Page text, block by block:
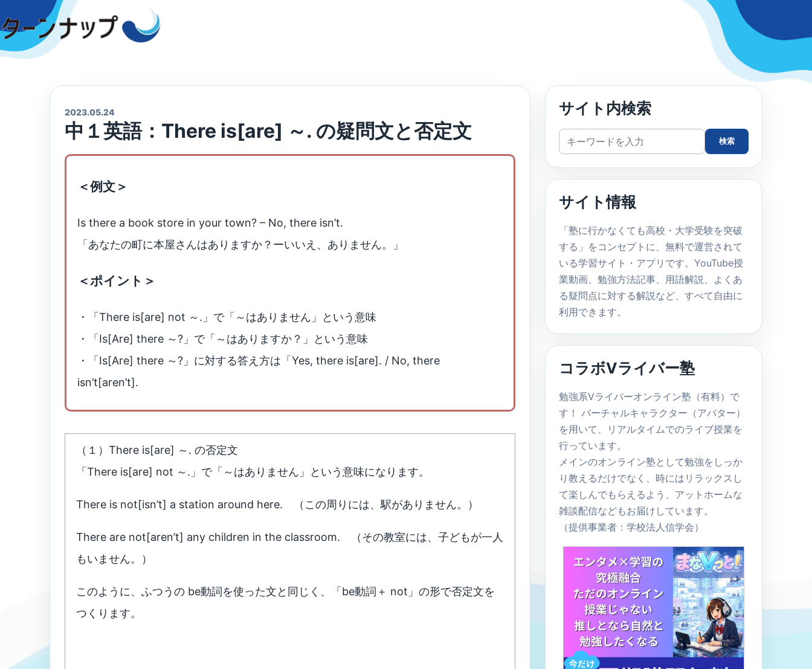
to
content
2023.05.24
中１英語：There is[are] ～. の疑問文と否定文
＜例文＞
Is there a book store in your town? – No, there isn’t.
「あなたの町に本屋さんはありますか？ーいいえ、ありません。」
＜ポイント＞
・「There is[are] not ～.」で「～はありません」という意味
・「Is[Are] there ～?」で「～はありますか？」という意味
・「Is[Are] there ～?」に対する答え方は「Yes, there is[are]. / No, there
isn’t[aren’t].
（１）There is[are] ～. の否定文
「There is[are] not ～.」で「～はありません」という意味になります。
There is not[isn’t] a station around here. （この周りには、駅がありません。）
There are not[aren’t] any children in the classroom. （その教室には、子どもが一人
もいません。）
このように、ふつうの be動詞を使った文と同じく、「be動詞＋ not」の形で否定文を
つくります。
サイト内検索
サ
イ
ト
検
検索
サイト情報
「塾に行かなくても高校・大学受験を突破
する」をコンセプトに、無料で運営されて
いる学習サイト・アプリです。YouTube授
業動画、勉強方法記事、用語解説、よくあ
る疑問点に対する解説など、すべて自由に
利用できます。
コラボVライバー塾
勉強系Vライバーオンライン塾（有料）で
す！ バーチャルキャラクター（アバター）
を用いて、リアルタイムでのライブ授業を
行っています。
メインのオンライン塾として勉強をしっか
り教えるだけでなく、時にはリラックスし
て楽しんでもらえるよう、アットホームな
雑談配信などもお届けしています。
（提供事業者：学校法人信学会）